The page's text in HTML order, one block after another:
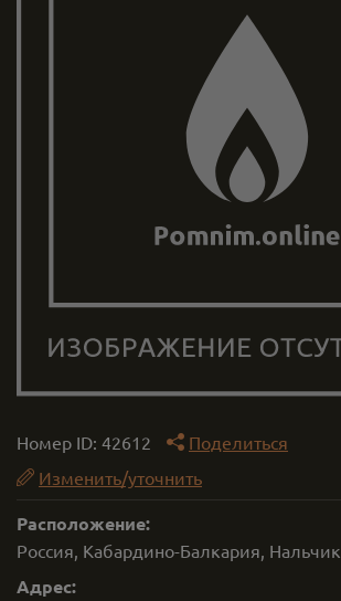
Номер ID: 42612
Поделиться
Изменить/уточнить
Расположение:
Россия, Кабардино-Балкария, Нальчик
Адрес: